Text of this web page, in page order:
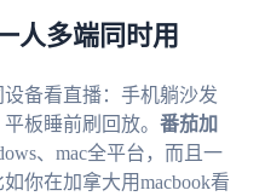
人多端同时用
备看直播：手机躺沙发
板睡前刷回放。 番茄加
、mac全平台，而且一
你在加拿大用macbook看